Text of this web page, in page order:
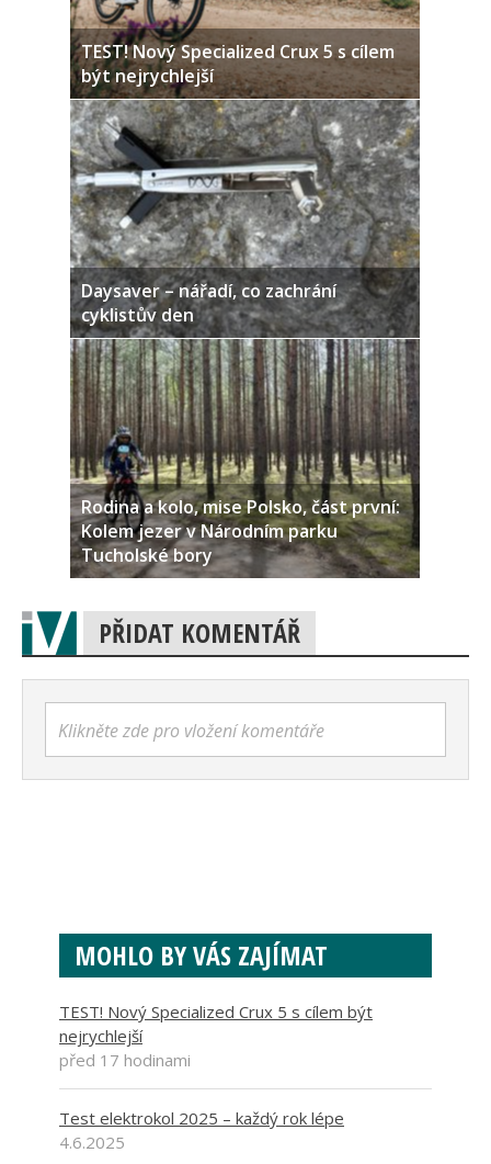
TEST! Nový Specialized Crux 5 s cílem
být nejrychlejší
Daysaver – nářadí, co zachrání
cyklistův den
Rodina a kolo, mise Polsko, část první:
Kolem jezer v Národním parku
Tucholské bory
PŘIDAT KOMENTÁŘ
Klikněte zde pro vložení komentáře
MOHLO BY VÁS ZAJÍMAT
TEST! Nový Specialized Crux 5 s cílem být
nejrychlejší
před 17 hodinami
Test elektrokol 2025 – každý rok lépe
4.6.2025